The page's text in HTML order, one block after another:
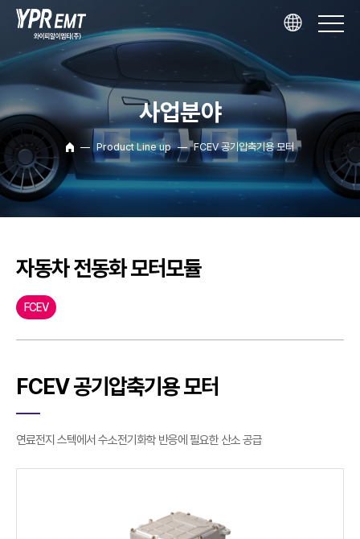
사업분야
Product Line up FCEV 공기압축기용 모터
자동차 전동화 모터모듈
FCEV
FCEV 공기압축기용 모터
연료전지 스텍에서 수소전기화학 반응에 필요한 산소 공급